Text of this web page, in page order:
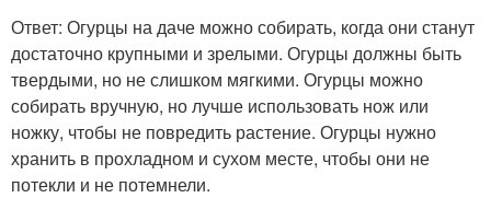
Ответ: Огурцы на даче можно собирать, когда они станут
достаточно крупными и зрелыми. Огурцы должны быть
твердыми, но не слишком мягкими. Огурцы можно
собирать вручную, но лучше использовать нож или
ножку, чтобы не повредить растение. Огурцы нужно
хранить в прохладном и сухом месте, чтобы они не
потекли и не потемнели.